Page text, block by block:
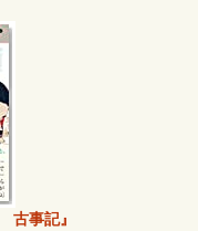
古事記』